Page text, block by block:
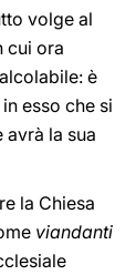
volge al
cui ora
è
esso che si
avrà la sua
la Chiesa
viandanti